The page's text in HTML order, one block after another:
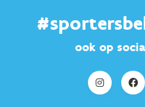
ook op